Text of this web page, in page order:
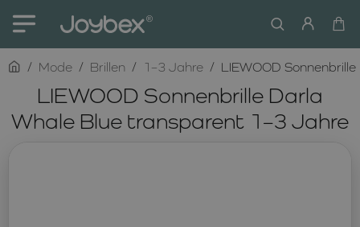
LIEWOOD Sonnenbrille Darla
Whale Blue transparent 1–3 Jahre
homeMode Brillen 1–3 Jahre LIEWOOD